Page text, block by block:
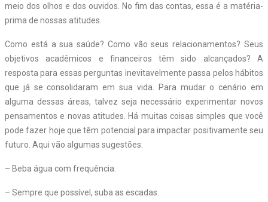
meio dos olhos e dos ouvidos. No fim das contas, essa é a matéria-
prima de nossas atitudes.
Como está a sua saúde? Como vão seus relacionamentos? Seus
objetivos acadêmicos e financeiros têm sido alcançados? A
resposta para essas perguntas inevitavelmente passa pelos hábitos
que já se consolidaram em sua vida. Para mudar o cenário em
alguma dessas áreas, talvez seja necessário experimentar novos
pensamentos e novas atitudes. Há muitas coisas simples que você
pode fazer hoje que têm potencial para impactar positivamente seu
futuro. Aqui vão algumas sugestões:
– Beba água com frequência.
– Sempre que possível, suba as escadas.